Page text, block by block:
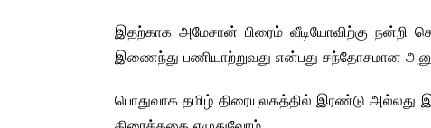
இதற்காக அமேசான் பிரைம் வீடியோவிற்கு
இணைந்து பணியாற்றுவது என்பது சந்தோசமான
பொதுவாக தமிழ் திரையுலகத்தில் இரண்டு